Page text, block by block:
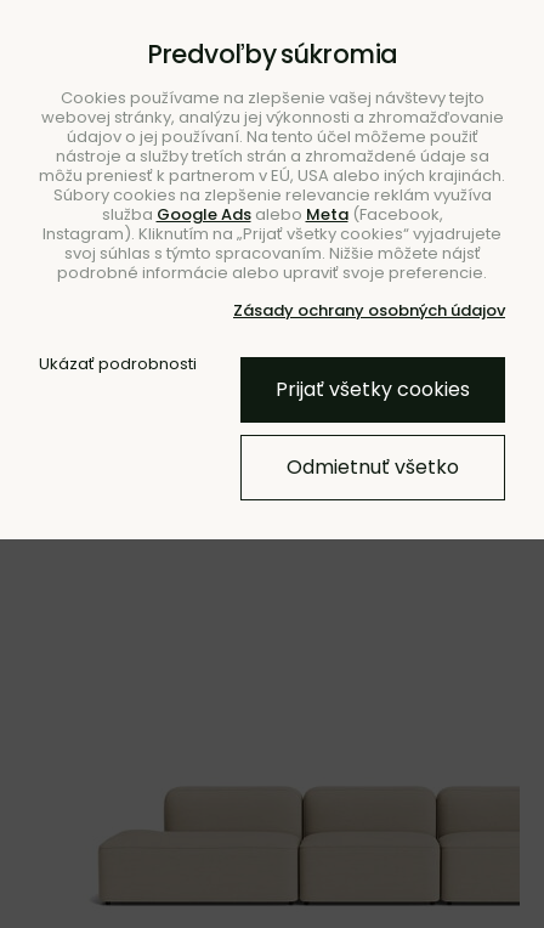
Hľadať
Úvod Nábytok Sedačky
Modulárna pohovka Rope
Right Armrest, 3-miestna –
Predvoľby súkromia
Cookies používame na zlepšenie vašej návštevy tejto
webovej stránky, analýzu jej výkonnosti a zhromažďovanie
údajov o jej používaní. Na tento účel môžeme použiť
nástroje a služby tretích strán a zhromaždené údaje sa
môžu preniesť k partnerom v EÚ, USA alebo iných krajinách.
Súbory cookies na zlepšenie relevancie reklám využíva
služba Google Adsalebo Meta(Facebook,
Instagram). Kliknutím na „Prijať všetky cookies“ vyjadrujete
svoj súhlas s týmto spracovaním. Nižšie môžete nájsť
podrobné informácie alebo upraviť svoje preferencie.
Zásady ochrany osobných údajov
Ukázať podrobnosti
Prijať všetky cookies
Odmietnuť všetko